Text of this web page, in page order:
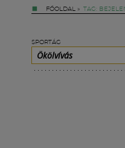
FŐOLDAL » TAG:
SPORTÁG
Ökölvívás